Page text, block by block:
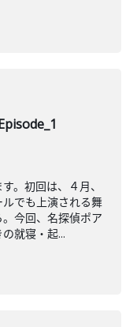
。初回は、４月、
でも上演される舞
今回、名探偵ポア
就寝・起...